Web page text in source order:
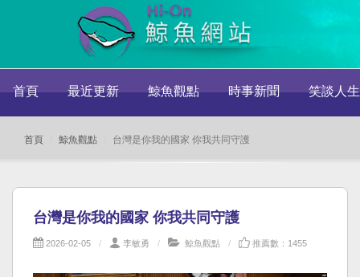
首頁 最近更新 鯨魚觀點 時事新聞 笑談人生
首頁 鯨魚觀點 台灣是你我的國家 你我共同守護
台灣是你我的國家 你我共同守護
2026-02-05 李敏勇 鯨魚觀點 推薦數：1455